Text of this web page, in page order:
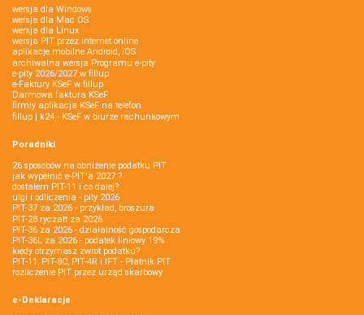
wersja dla Windows
wersja dla Mac OS
wersja dla Linux
wersja PIT przez internet online
aplikacje mobilne Android, iOS
archiwalna wersja Programu e-pity
e-pity 2026/2027 w fillup
e‑Faktury KSeF w fillup
Darmowa faktura KSeF
firmly aplikacja KSeF na telefon
fillup | k24 - KSeF w biurze rachunkowym
Poradniki
26 sposobów na obniżenie podatku PIT
jak wypełnić e-PIT'a 2027 ?
dostałem PIT-11 i co dalej?
ulgi i odliczenia - pity 2026
PIT-37 za 2026 - przykład, broszura
PIT-28 ryczałt za 2026
PIT-36 za 2026 - działalność gospodarcza
PIT-36L za 2026 - podatek liniowy 19%
kiedy otrzymasz zwrot podatku?
PIT-11, PIT-8C, PIT-4R i IFT - Płatnik PIT
rozliczenie PIT przez urząd skarbowy
e-Deklaracje